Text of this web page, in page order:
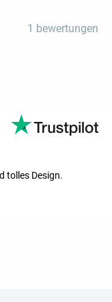
1 bewertungen
tolles Design.